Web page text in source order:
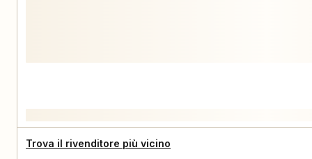
Trova il rivenditore più vicino